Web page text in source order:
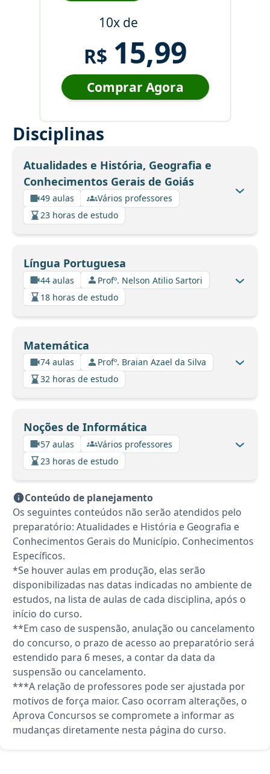
10x de
R$ 15,99
Comprar Agora
Disciplinas
Atualidades e História, Geografia e
Conhecimentos Gerais de Goiás
49 aulas
Vários professores
23 horas de estudo
Língua Portuguesa
44 aulas
Profº. Nelson Atilio Sartori
18 horas de estudo
Matemática
74 aulas
Profº. Braian Azael da Silva
32 horas de estudo
Noções de Informática
57 aulas
Vários professores
23 horas de estudo
Conteúdo de planejamento
Os seguintes conteúdos não serão atendidos pelo
preparatório: Atualidades e História e Geografia e
Conhecimentos Gerais do Município. Conhecimentos
Específicos.
*Se houver aulas em produção, elas serão
disponibilizadas nas datas indicadas no ambiente de
estudos, na lista de aulas de cada disciplina, após o
início do curso.
**Em caso de suspensão, anulação ou cancelamento
do concurso, o prazo de acesso ao preparatório será
estendido para 6 meses, a contar da data da
suspensão ou cancelamento.
***A relação de professores pode ser ajustada por
motivos de força maior. Caso ocorram alterações, o
Aprova Concursos se compromete a informar as
mudanças diretamente nesta página do curso.